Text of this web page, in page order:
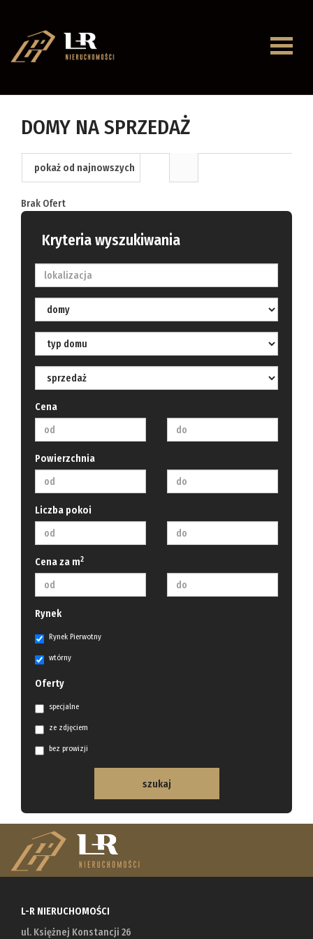
Oferty
Lokale
Hale
Obiekty
Notatnik
DOMY NA SPRZEDAŻ
pokaż od najnowszych
Brak Ofert
Kryteria wyszukiwania
Cena
Powierzchnia
Liczba pokoi
Cena za m2
Rynek
Rynek Pierwotny
wtórny
Oferty
specjalne
ze zdjęciem
bez prowizji
L-R NIERUCHOMOŚCI
ul. Księżnej Konstancji 26